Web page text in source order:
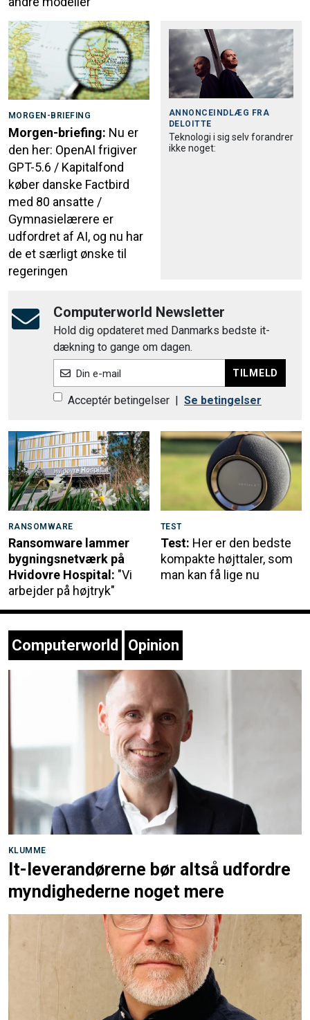
MORGEN-BRIEFING
Morgen-briefing: Nu er
den her: OpenAI frigiver
GPT-5.6 / Kapitalfond
køber danske Factbird
med 80 ansatte /
Gymnasielærere er
udfordret af AI, og nu har
de et særligt ønske til
regeringen
ANNONCEINDLÆG FRA
DELOITTE
Teknologi i sig selv forandrer
ikke noget:
Computerworld Newsletter
Hold dig opdateret med Danmarks bedste it-
dækning to gange om dagen.
Din e-mail TILMELD
Acceptér betingelser Se betingelser
RANSOMWARE
Ransomware lammer
bygningsnetværk på
Hvidovre Hospital: "Vi
arbejder på højtryk"
TEST
Test: Her er den bedste
kompakte højttaler, som
man kan få lige nu
Computerworld Opinion
KLUMME
It-leverandørerne bør altså udfordre
myndighederne noget mere